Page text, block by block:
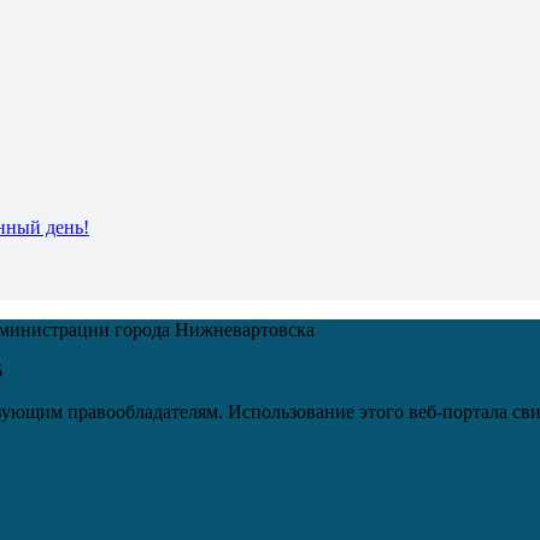
день!
города Нижневартовска
правообладателям. Использование этого веб-портала